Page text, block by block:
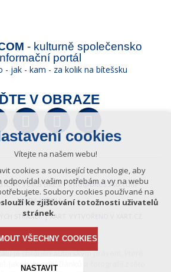
- kulturně společensko
portál
- jak - kam - za kolik na bítešsku
V OBRAZE
ICKK Velká Bíteš |info@bitessko.com
MAPA WEBU
je chráněn autorským právem, které
Jakékoliv užití článků a fotografií z této
cookies
Vítejte na našem webu!
cookies a související technologie, aby
vašim potřebám a vy na webu
Soubory cookies používané na
ke zjišťování totožnosti uživatelů
stránek.
VŠECHNY COOKIES
NASTAVIT